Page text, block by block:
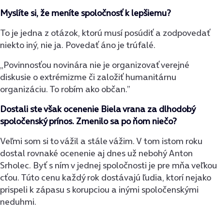
Myslíte si, že meníte spoločnosť k lepšiemu?
To je jedna z otázok, ktorú musí posúdiť a zodpovedať
niekto iný, nie ja. Povedať áno je trúfalé.
„Povinnosťou novinára nie je organizovať verejné
diskusie o extrémizme či založiť humanitárnu
organizáciu. To robím ako občan.”
Dostali ste však ocenenie Biela vrana za dlhodobý
spoločenský prínos. Zmenilo sa po ňom niečo?
Veľmi som si to vážil a stále vážim. V tom istom roku
dostal rovnaké ocenenie aj dnes už nebohý Anton
Srholec. Byť s ním v jednej spoločnosti je pre mňa veľkou
cťou. Túto cenu každý rok dostávajú ľudia, ktorí nejako
prispeli k zápasu s korupciou a inými spoločenskými
neduhmi.